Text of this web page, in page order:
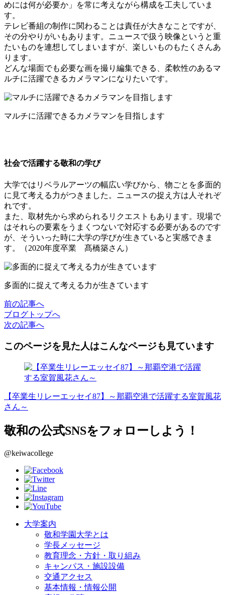
めには何が必要か」を常に考えながら構成を工夫していま
す。
テレビ番組の制作に関わることは責任が大きなことですが、
その分やりがいもあります。ニュースで扱う映像というと重
たいものを連想してしまいますが、楽しいものもたくさんあ
ります。
どんな場面でも必要な画を撮り編集できる、柔軟性のあるマ
ルチに活躍できるカメラマンになりたいです。
マルチに活躍できるカメラマンを目指します
社会で活躍する敬和の学び
大学ではリベラルアーツの幅広い学びから、物ごとを多面的
に見て考える力がつきました。ニュースの捉え方は人それぞ
れです。
また、取材先から求められるリクエストもあります。現場で
はそれらの要素をうまくつないで対応する必要があるのです
が、そういった時に大学の学びが生きていると実感できま
す。（2020年度卒業 髙橋築さん）
多面的に捉えて考える力が生きています
前の記事へ
ブログ トップへ
次の記事へ
このページを見た人はこんなページも見ています
【卒業生リレーエッセイ87】～那覇空港で活躍する室賀風花
さん～
敬和の公式SNSをフォローしよう！
@keiwacollege
大学案内
敬和学園大学とは
学長メッセージ
教育理念・方針・取り組み
キャンパス・施設設備
交通アクセス
基本情報・情報公開